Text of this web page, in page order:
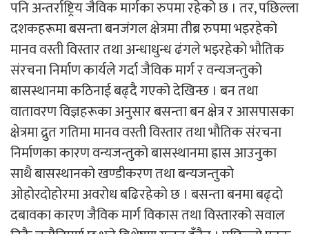
पनि अन्तर्राष्ट्रिय जैविक मार्गका रुपमा रहेको छ । तर, पछिल्ला
दशकहरूमा बसन्ता बनजंगल क्षेत्रमा तीब्र रुपमा भइरहेको
मानव वस्ती विस्तार तथा अन्धाधुन्ध ढंगले भइरहेको भौतिक
संरचना निर्माण कार्यले गर्दा जैविक मार्ग र वन्यजन्तुको
बासस्थानमा कठिनाई बढ्दै गएको देखिन्छ । बन तथा
वातावरण विज्ञहरूका अनुसार बसन्ता बन क्षेत्र र आसपासका
क्षेत्रमा द्रुत गतिमा मानव वस्ती विस्तार तथा भौतिक संरचना
निर्माणका कारण वन्यजन्तुको बासस्थानमा ह्रास आउनुका
साथै बासस्थानको खण्डीकरण तथा बन्यजन्तुको
ओहोरदोहोरमा अवरोध बढिरहेको छ । बसन्ता बनमा बढ्दो
दबावका कारण जैविक मार्ग विकास तथा विस्तारको सवाल